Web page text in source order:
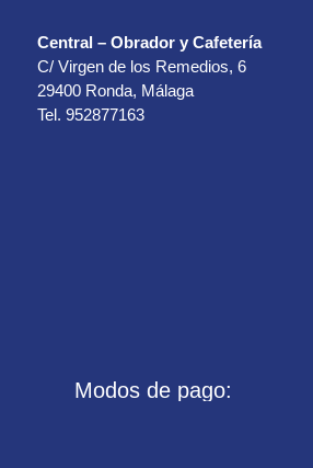
Central – Obrador y Cafetería
C/ Virgen de los Remedios, 6
29400 Ronda, Málaga
Tel. 952877163
Modos de pago: